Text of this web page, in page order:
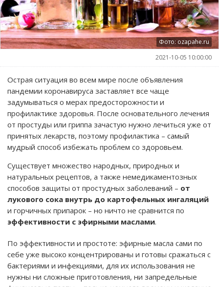
Фото: ozapahe.ru
2021-10-05 10:00:00
Острая ситуация во всем мире после объявления
пандемии коронавируса заставляет все чаще
задумываться о мерах предосторожности и
профилактике здоровья. После основательного лечения
от простуды или гриппа зачастую нужно лечиться уже от
принятых лекарств, поэтому профилактика – самый
мудрый способ избежать проблем со здоровьем.
Существует множество народных, природных и
натуральных рецептов, а также немедикаментозных
способов защиты от простудных заболеваний – от
лукового сока внутрь до картофельных ингаляций
и горчичных припарок – но ничто не сравнится по
эффективности с эфирными маслами.
По эффективности и простоте: эфирные масла сами по
себе уже высоко концентрированы и готовы сражаться с
бактериями и инфекциями, для их использования не
нужны ни сложные приготовления, ни запредельные